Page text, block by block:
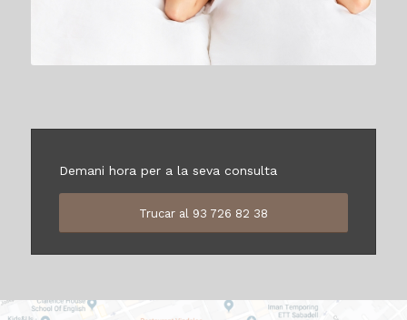
Demani hora per a la seva consulta
Trucar al 93 726 82 38